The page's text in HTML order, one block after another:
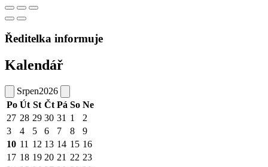
Ředitelka informuje
Kalendář
Srpen2026
Po Út St Čt Pá So Ne
27 28 29 30 31 1
2
3
4 5 6 7 8
9
10 11 12 13 14 15 16
17 18 19 20 21 22 23